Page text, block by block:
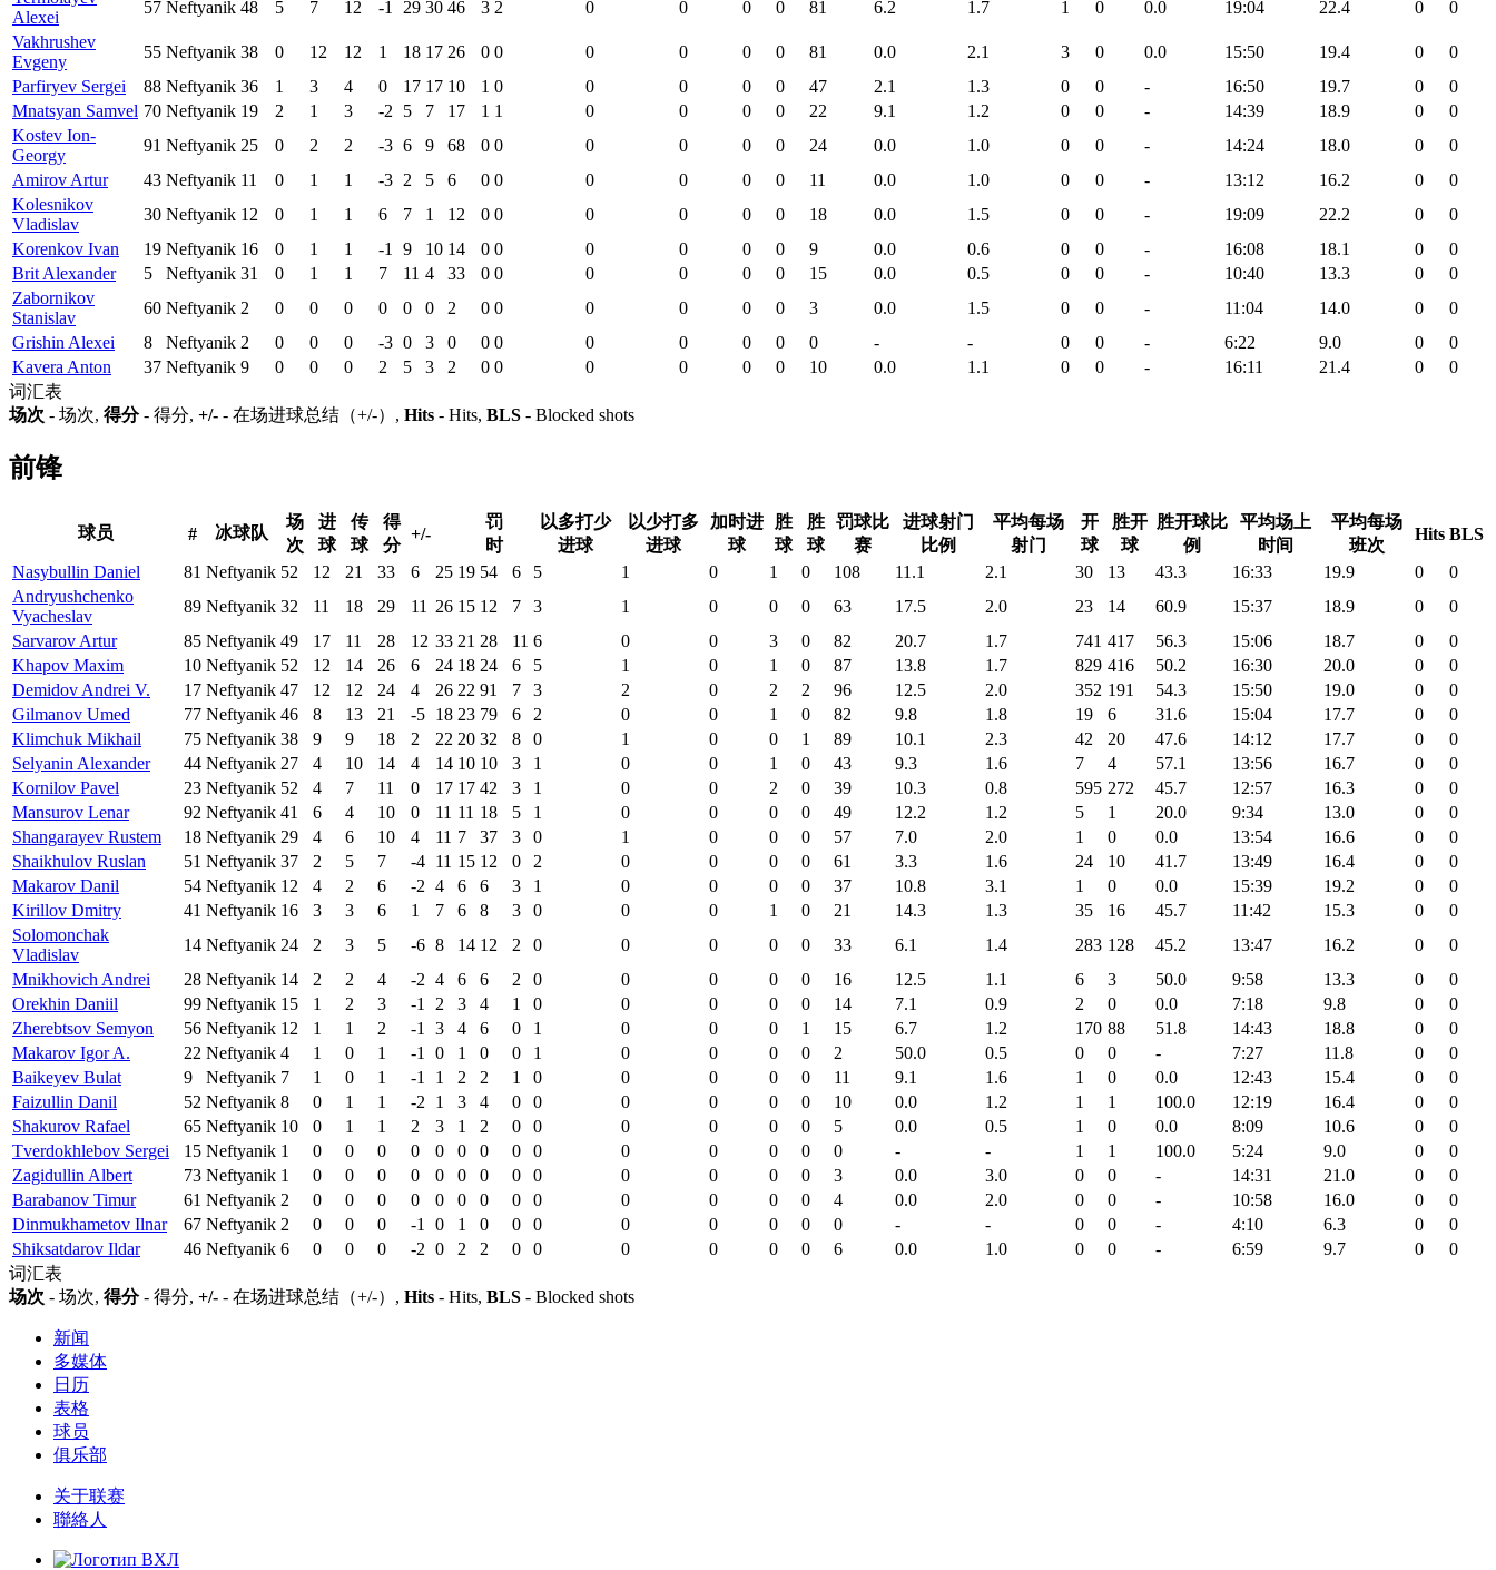
Alexei
57 Neftyanik 48 5 7 12 -1 29 30 46 3 2 0 0 0 0 81 6.2 1.7 1 0 0.0 19:04 22.4 0
0
Vakhrushev
Evgeny
55 Neftyanik 38 0 12 12 1 18 17 26 0 0 0 0 0 0 81 0.0 2.1 3 0 0.0 15:50 19.4 0
0
Parfiryev Sergei
88 Neftyanik 36 1 3 4 0 17 17 10 1 0 0 0 0 0 47 2.1 1.3 0 0 - 16:50 19.7 0
0
Mnatsyan Samvel 70 Neftyanik 19 2 1 3 -2 5 7 17 1 1 0 0 0 0 22 9.1 1.2 0 0 - 14:39 18.9 0
0
Kostev Ion-
Georgy
91 Neftyanik 25 0 2 2 -3 6 9 68 0 0 0 0 0 0 24 0.0 1.0 0 0 - 14:24 18.0 0
0
Amirov Artur
43 Neftyanik 11 0 1 1 -3 2 5 6 0 0 0 0 0 0 11 0.0 1.0 0 0 - 13:12 16.2 0
0
Kolesnikov
Vladislav
30 Neftyanik 12 0 1 1 6 7 1 12 0 0 0 0 0 0 18 0.0 1.5 0 0 - 19:09 22.2 0
0
Korenkov Ivan
19 Neftyanik 16 0 1 1 -1 9 10 14 0 0 0 0 0 0 9 0.0 0.6 0 0 - 16:08 18.1 0
0
Brit Alexander
5 Neftyanik 31 0 1 1 7 11 4 33 0 0 0 0 0 0 15 0.0 0.5 0 0 - 10:40 13.3 0
0
Zabornikov
Stanislav
60 Neftyanik 2 0 0 0 0 0 0 2 0 0 0 0 0 0 3 0.0 1.5 0 0 - 11:04 14.0 0
0
Grishin Alexei
8 Neftyanik 2 0 0 0 -3 0 3 0 0 0 0 0 0 0 0 - - 0 0 - 6:22 9.0 0
0
Kavera Anton
37 Neftyanik 9 0 0 0 2 5 3 2 0 0 0 0 0 0 10 0.0 1.1 0 0 - 16:11 21.4 0
0
词汇表
场次 - 场次, 得分- 得分, +/- - 在场进球总结（+/-）, Hits - Hits, BLS - Blocked shots
前锋
球员 # 冰球队
场
次
进
球
传
球
得
分
+/-
罚
时
以多打少
进球
以少打多
进球
加时进
球
胜
球
胜
球
罚球比
赛
进球射门
比例
平均每场
射门
开
球
胜开
球
胜开球比
例
平均场上
时间
平均每场
班次
Hits BLS
Nasybullin Daniel
81 Neftyanik 52 12 21 33 6 25 19 54 6 5 1 0 1 0 108 11.1 2.1 30 13 43.3 16:33 19.9 0
0
Andryushchenko
Vyacheslav
89 Neftyanik 32 11 18 29 11 26 15 12 7 3 1 0 0 0 63 17.5 2.0 23 14 60.9 15:37 18.9 0
0
Sarvarov Artur
85 Neftyanik 49 17 11 28 12 33 21 28 11 6 0 0 3 0 82 20.7 1.7 741 417 56.3 15:06 18.7 0
0
Khapov Maxim
10 Neftyanik 52 12 14 26 6 24 18 24 6 5 1 0 1 0 87 13.8 1.7 829 416 50.2 16:30 20.0 0
0
Demidov Andrei V.
17 Neftyanik 47 12 12 24 4 26 22 91 7 3 2 0 2 2 96 12.5 2.0 352 191 54.3 15:50 19.0 0
0
Gilmanov Umed
77 Neftyanik 46 8 13 21 -5 18 23 79 6 2 0 0 1 0 82 9.8 1.8 19 6 31.6 15:04 17.7 0
0
Klimchuk Mikhail
75 Neftyanik 38 9 9 18 2 22 20 32 8 0 1 0 0 1 89 10.1 2.3 42 20 47.6 14:12 17.7 0
0
Selyanin Alexander
44 Neftyanik 27 4 10 14 4 14 10 10 3 1 0 0 1 0 43 9.3 1.6 7 4 57.1 13:56 16.7 0
0
Kornilov Pavel
23 Neftyanik 52 4 7 11 0 17 17 42 3 1 0 0 2 0 39 10.3 0.8 595 272 45.7 12:57 16.3 0
0
Mansurov Lenar
92 Neftyanik 41 6 4 10 0 11 11 18 5 1 0 0 0 0 49 12.2 1.2 5 1 20.0 9:34 13.0 0
0
Shangarayev Rustem
18 Neftyanik 29 4 6 10 4 11 7 37 3 0 1 0 0 0 57 7.0 2.0 1 0 0.0 13:54 16.6 0
0
Shaikhulov Ruslan
51 Neftyanik 37 2 5 7 -4 11 15 12 0 2 0 0 0 0 61 3.3 1.6 24 10 41.7 13:49 16.4 0
0
Makarov Danil
54 Neftyanik 12 4 2 6 -2 4 6 6 3 1 0 0 0 0 37 10.8 3.1 1 0 0.0 15:39 19.2 0
0
Kirillov Dmitry
41 Neftyanik 16 3 3 6 1 7 6 8 3 0 0 0 1 0 21 14.3 1.3 35 16 45.7 11:42 15.3 0
0
Solomonchak
Vladislav
14 Neftyanik 24 2 3 5 -6 8 14 12 2 0 0 0 0 0 33 6.1 1.4 283 128 45.2 13:47 16.2 0
0
Mnikhovich Andrei
28 Neftyanik 14 2 2 4 -2 4 6 6 2 0 0 0 0 0 16 12.5 1.1 6 3 50.0 9:58 13.3 0
0
Orekhin Daniil
99 Neftyanik 15 1 2 3 -1 2 3 4 1 0 0 0 0 0 14 7.1 0.9 2 0 0.0 7:18 9.8 0
0
Zherebtsov Semyon
56 Neftyanik 12 1 1 2 -1 3 4 6 0 1 0 0 0 1 15 6.7 1.2 170 88 51.8 14:43 18.8 0
0
Makarov Igor A.
22 Neftyanik 4 1 0 1 -1 0 1 0 0 1 0 0 0 0 2 50.0 0.5 0 0 - 7:27 11.8 0
0
Baikeyev Bulat
9 Neftyanik 7 1 0 1 -1 1 2 2 1 0 0 0 0 0 11 9.1 1.6 1 0 0.0 12:43 15.4 0
0
Faizullin Danil
52 Neftyanik 8 0 1 1 -2 1 3 4 0 0 0 0 0 0 10 0.0 1.2 1 1 100.0 12:19 16.4 0
0
Shakurov Rafael
65 Neftyanik 10 0 1 1 2 3 1 2 0 0 0 0 0 0 5 0.0 0.5 1 0 0.0 8:09 10.6 0
0
Tverdokhlebov Sergei
15 Neftyanik 1 0 0 0 0 0 0 0 0 0 0 0 0 0 0 - - 1 1 100.0 5:24 9.0 0
0
Zagidullin Albert
73 Neftyanik 1 0 0 0 0 0 0 0 0 0 0 0 0 0 3 0.0 3.0 0 0 - 14:31 21.0 0
0
Barabanov Timur
61 Neftyanik 2 0 0 0 0 0 0 0 0 0 0 0 0 0 4 0.0 2.0 0 0 - 10:58 16.0 0
0
Dinmukhametov Ilnar
67 Neftyanik 2 0 0 0 -1 0 1 0 0 0 0 0 0 0 0 - - 0 0 - 4:10 6.3 0
0
Shiksatdarov Ildar
46 Neftyanik 6 0 0 0 -2 0 2 2 0 0 0 0 0 0 6 0.0 1.0 0 0 - 6:59 9.7 0
0
词汇表
场次 - 场次, 得分- 得分, +/- - 在场进球总结（+/-）, Hits - Hits, BLS - Blocked shots
新闻
多媒体
日历
表格
球员
俱乐部
关于联赛
聯絡人